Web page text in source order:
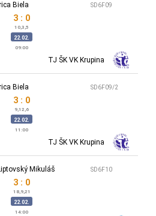
SD6F09
Biela
3 : 0
10,3,5
22.02.
09:00
TJ ŠK VK Krupina
SD6F09/2
Biela
3 : 0
9,12,6
22.02.
11:00
TJ ŠK VK Krupina
SD6F10
Mikuláš
3 : 0
18,9,21
22.02.
14:00